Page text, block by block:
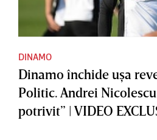
DINAMO
Dinamo închide uşa
Politic. Andrei
potrivit” | VIDEO